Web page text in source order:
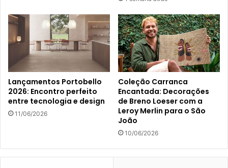
Lançamentos Portobello
2026: Encontro perfeito
entre tecnologia e design
11/06/2026
Coleção Carranca
Encantada: Decorações
de Breno Loeser com a
Leroy Merlin para o São
João
10/06/2026